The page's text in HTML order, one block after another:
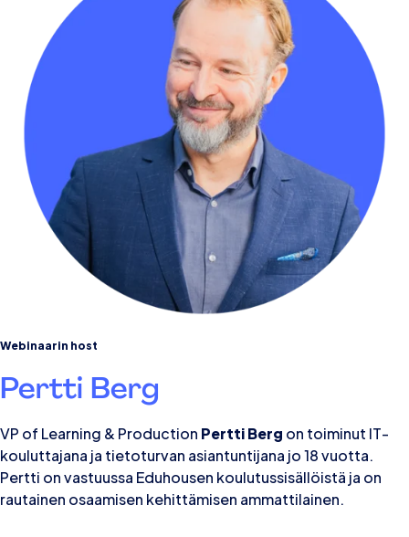
Webinaarin host
Pertti Berg
VP of Learning & Production Pertti Berg on toiminut IT-
kouluttajana ja tietoturvan asiantuntijana jo 18 vuotta.
Pertti on vastuussa Eduhousen koulutussisällöistä ja on
rautainen osaamisen kehittämisen ammattilainen.